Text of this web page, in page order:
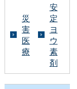
災
害
医
療
安
定
ヨ
ウ
素
剤